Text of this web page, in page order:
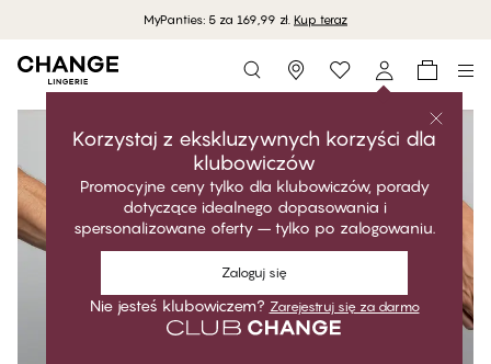
MyPanties: 5 za 169,99 zł. Kup teraz
Storefinder
Korzystaj z ekskluzywnych korzyści dla
klubowiczów
Promocyjne ceny tylko dla klubowiczów, porady
dotyczące idealnego dopasowania i
spersonalizowane oferty – tylko po zalogowaniu.
Zaloguj się
Nie jesteś klubowiczem? Zarejestruj się za darmo